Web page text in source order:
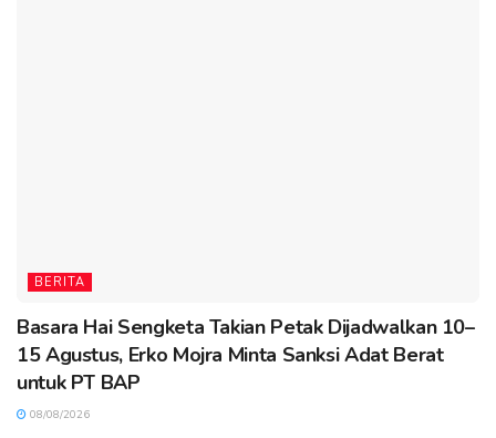
BERITA
Basara Hai Sengketa Takian Petak Dijadwalkan 10–
15 Agustus, Erko Mojra Minta Sanksi Adat Berat
untuk PT BAP
08/08/2026